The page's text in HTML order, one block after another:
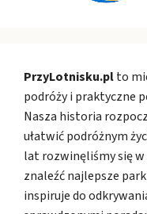
PrzyLotnisku.plto
podróży i praktyczne
Nasza historia
ułatwić podróżnym
lat rozwinęliśmy się
znaleźć najlepsze
inspiruje do